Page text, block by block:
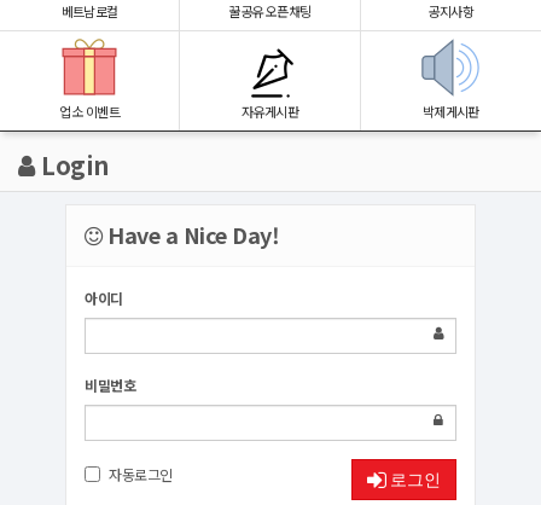
베트남로컬 꿀공유 오픈채팅 공지사항
업소 이벤트 자유게시판 박제게시판
Login
Have a Nice Day!
아이디
비밀번호
자동로그인 로그인